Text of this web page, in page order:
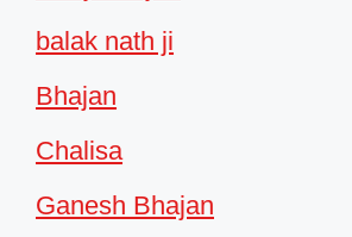
balak nath ji
Bhajan
Chalisa
Ganesh Bhajan